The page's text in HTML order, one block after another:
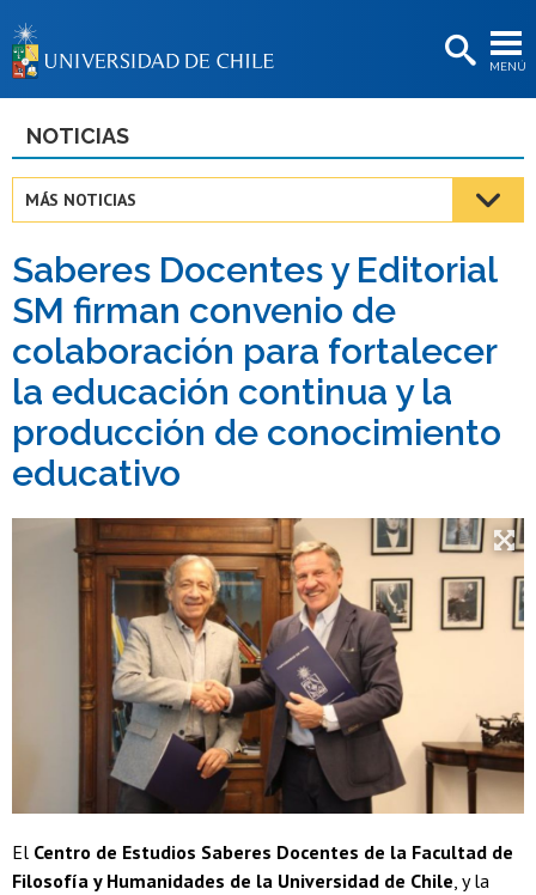
MENÚ
BIBLIOTECAS
Estudiantes
Académicas/os
Funcionarias/os
Egresadas/os
NOTICIAS
MÁS NOTICIAS
Saberes Docentes y Editorial
SM firman convenio de
colaboración para fortalecer
la educación continua y la
producción de conocimiento
educativo
El Centro de Estudios Saberes Docentes de la Facultad de
Filosofía y Humanidades de la Universidad de Chile, y la